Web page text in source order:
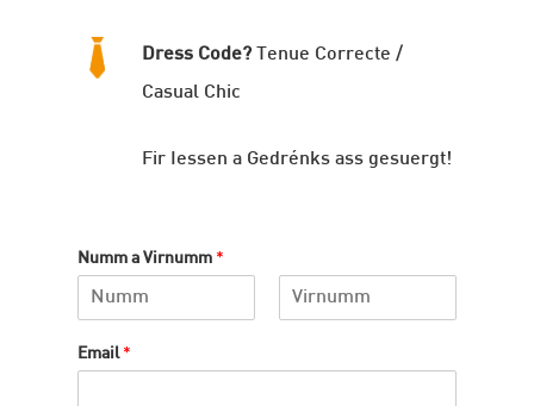
Dress Code?Tenue Correcte /
Casual Chic
Fir Iessen a Gedrénks ass gesuergt!
Numm a Virnumm *
i
r
s
Email *